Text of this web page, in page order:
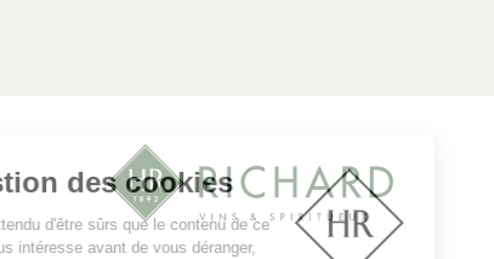
Gestion des cookies
On a attendu d'être sûrs que le contenu de ce
site vous intéresse avant de vous déranger,